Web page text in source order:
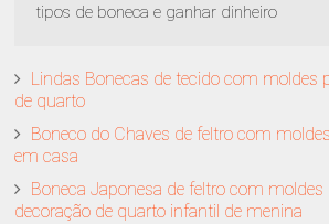
tipos de boneca e ganhar dinheiro
Lindas Bonecas de tecido com moldes
de quarto
Boneco do Chaves de feltro com
em casa
Boneca Japonesa de feltro com moldes
decoração de quarto infantil de menina